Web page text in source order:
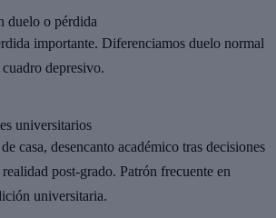
duelo o pérdida
importante. Diferenciamos duelo normal
depresivo.
universitarios
casa, desencanto académico tras decisiones
post-grado. Patrón frecuente en
universitaria.